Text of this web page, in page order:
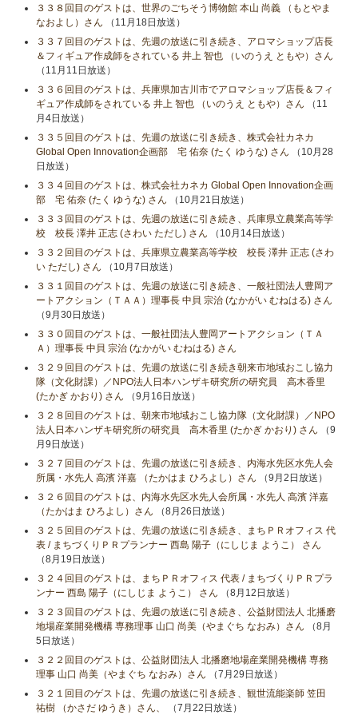
３３８回目のゲストは、世界のごちそう博物館 本山 尚義 （もとやま
なおよし）さん （11月18日放送）
３３７回目のゲストは、先週の放送に引き続き、アロマショップ店長
＆フィギュア作成師をされている 井上 智也 （いのうえ ともや）さん
（11月11日放送）
３３６回目のゲストは、兵庫県加古川市でアロマショップ店長＆フィ
ギュア作成師をされている 井上 智也 （いのうえ ともや）さん （11
月4日放送）
３３５回目のゲストは、先週の放送に引き続き、株式会社カネカ
Global Open Innovation企画部 宅 佑奈 (たく ゆうな) さん （10月28
日放送）
３３４回目のゲストは、株式会社カネカ Global Open Innovation企画
部 宅 佑奈 (たく ゆうな) さん （10月21日放送）
３３３回目のゲストは、先週の放送に引き続き、兵庫県立農業高等学
校 校長 澤井 正志 (さわい ただし) さん （10月14日放送）
３３２回目のゲストは、兵庫県立農業高等学校 校長 澤井 正志 (さわ
い ただし) さん （10月7日放送）
３３１回目のゲストは、先週の放送に引き続き、一般社団法人豊岡ア
ートアクション（ＴＡＡ）理事長 中貝 宗治 (なかがい むねはる) さん
（9月30日放送）
３３０回目のゲストは、一般社団法人豊岡アートアクション（ＴＡ
Ａ）理事長 中貝 宗治 (なかがい むねはる) さん
３２９回目のゲストは、先週の放送に引き続き朝来市地域おこし協力
隊（文化財課）／NPO法人日本ハンザキ研究所の研究員 高木香里
(たかぎ かおり) さん （9月16日放送）
３２８回目のゲストは、朝来市地域おこし協力隊（文化財課）／NPO
法人日本ハンザキ研究所の研究員 高木香里 (たかぎ かおり) さん （9
月9日放送）
３２７回目のゲストは、先週の放送に引き続き、内海水先区水先人会
所属・水先人 高濱 洋嘉 （たかはま ひろよし）さん （9月2日放送）
３２６回目のゲストは、内海水先区水先人会所属・水先人 高濱 洋嘉
（たかはま ひろよし）さん （8月26日放送）
３２５回目のゲストは、先週の放送に引き続き、まちＰＲオフィス 代
表 / まちづくりＰＲプランナー 西島 陽子（にしじま ようこ） さん
（8月19日放送）
３２４回目のゲストは、まちＰＲオフィス 代表 / まちづくりＰＲプラ
ンナー 西島 陽子（にしじま ようこ） さん （8月12日放送）
３２３回目のゲストは、先週の放送に引き続き、公益財団法人 北播磨
地場産業開発機構 専務理事 山口 尚美（やまぐち なおみ）さん （8月
5日放送）
３２２回目のゲストは、公益財団法人 北播磨地場産業開発機構 専務
理事 山口 尚美（やまぐち なおみ）さん （7月29日放送）
３２１回目のゲストは、先週の放送に引き続き、観世流能楽師 笠田
祐樹 （かさだ ゆうき）さん、
（7月22日放送）